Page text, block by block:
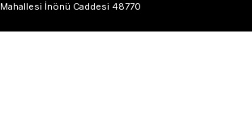
Mahallesi İnönü Caddesi 48770